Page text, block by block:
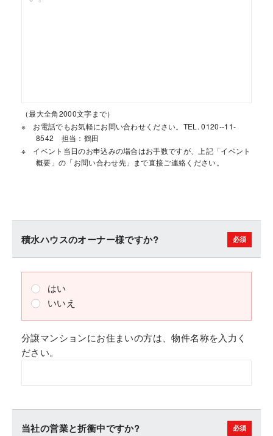
（最大全角2000文字まで）
お電話でもお気軽にお問い合わせください。TEL. 0120--11-
8542 担当：鶴田
イベント当日のお申込みの場合はお手数ですが、上記「イベント
概要」の「お問い合わせ先」まで直接ご連絡ください。
積水ハウスのオーナー様ですか?
はい
いいえ
分譲マンションにお住まいの方は、物件名称を入力く
ださい。
当社の営業と折衝中ですか?